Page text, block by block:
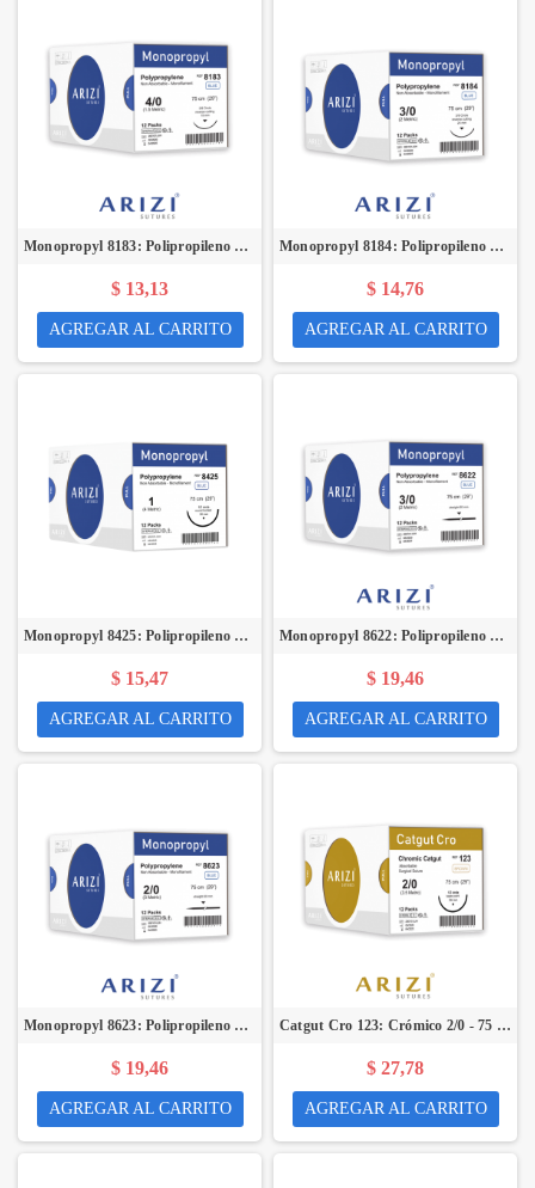
Monopropyl 8183: Polipropileno 4/0 - 75 cm, Aguja de 3/8 Corte Inverso 19 mm - Caja x 12 Unidades - ARIZI
$ 13,13
AGREGAR AL CARRITO
Monopropyl 8184: Polipropileno 3/0 - 75 cm, Aguja de 3/8 Corte Inverso 24 mm - Caja x 12 Unidades - ARIZI
$ 14,76
AGREGAR AL CARRITO
Monopropyl 8425: Polipropileno 1 - 75 cm, Aguja de 1/2 Círculo Punta Cónica 36 mm - Caja x 12 Unidades - ARIZI
$ 15,47
AGREGAR AL CARRITO
Monopropyl 8622: Polipropileno 3/0 - 75 cm, Aguja Recta de Corte Inverso 60 mm - Caja x 12 Unidades - ARIZI
$ 19,46
AGREGAR AL CARRITO
Monopropyl 8623: Polipropileno 2/0 - 75 cm, Aguja Recta de Corte Inverso 60 mm - Caja x 12 Unidades - ARIZI
$ 19,46
AGREGAR AL CARRITO
Catgut Cro 123: Crómico 2/0 - 75 cm, Aguja de 1/2 Círculo Punta Cónica 26 mm - Caja x 12 Unidades - ARIZI
$ 27,78
AGREGAR AL CARRITO